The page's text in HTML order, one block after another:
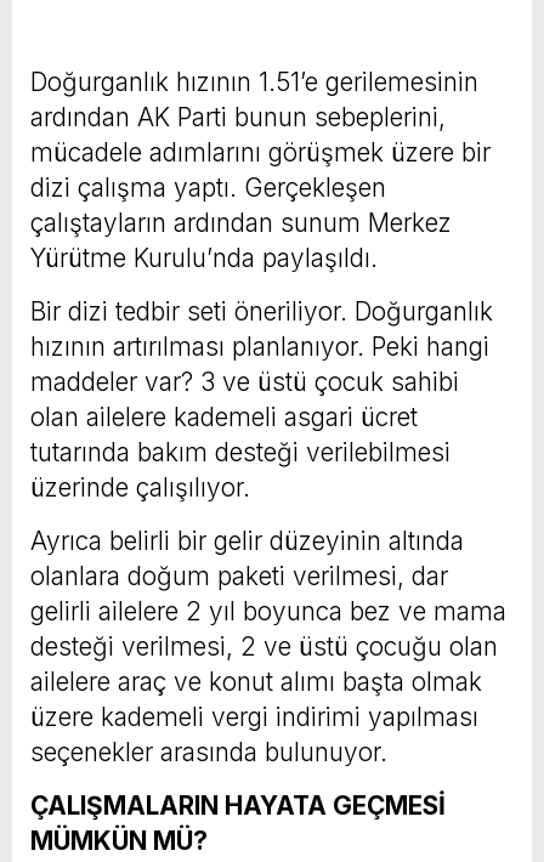
Doğurganlık hızının 1.51’e gerilemesinin
ardından AK Parti bunun sebeplerini,
mücadele adımlarını görüşmek üzere bir
dizi çalışma yaptı. Gerçekleşen
çalıştayların ardından sunum Merkez
Yürütme Kurulu’nda paylaşıldı.
Bir dizi tedbir seti öneriliyor. Doğurganlık
hızının artırılması planlanıyor. Peki hangi
maddeler var? 3 ve üstü çocuk sahibi
olan ailelere kademeli asgari ücret
tutarında bakım desteği verilebilmesi
üzerinde çalışılıyor.
Ayrıca belirli bir gelir düzeyinin altında
olanlara doğum paketi verilmesi, dar
gelirli ailelere 2 yıl boyunca bez ve mama
desteği verilmesi, 2 ve üstü çocuğu olan
ailelere araç ve konut alımı başta olmak
üzere kademeli vergi indirimi yapılması
seçenekler arasında bulunuyor.
ÇALIŞMALARIN HAYATA GEÇMESİ
MÜMKÜN MÜ?